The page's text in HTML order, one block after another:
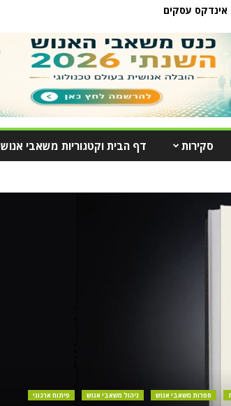
אינדקס עסקים
סקירות דף הבית וקטגוריות משאבי אנוש
ספרות משאבי אנוש ניהול משאבי אנוש פיתוח ארגוני